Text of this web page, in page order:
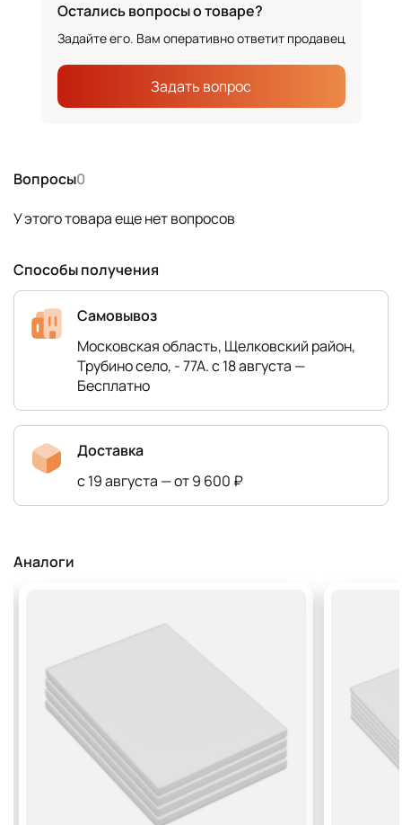
Вопросы0
У этого товара еще нет вопросов
Способы получения
Самовывоз
Московская область, Щелковский район,
Трубино село, - 77А. с 18 августа —
Бесплатно
Доставка
с 19 августа — от 9 600 ₽
Остались вопросы о товаре?
Задайте его. Вам оперативно ответит продавец
Задать вопрос
Аналоги